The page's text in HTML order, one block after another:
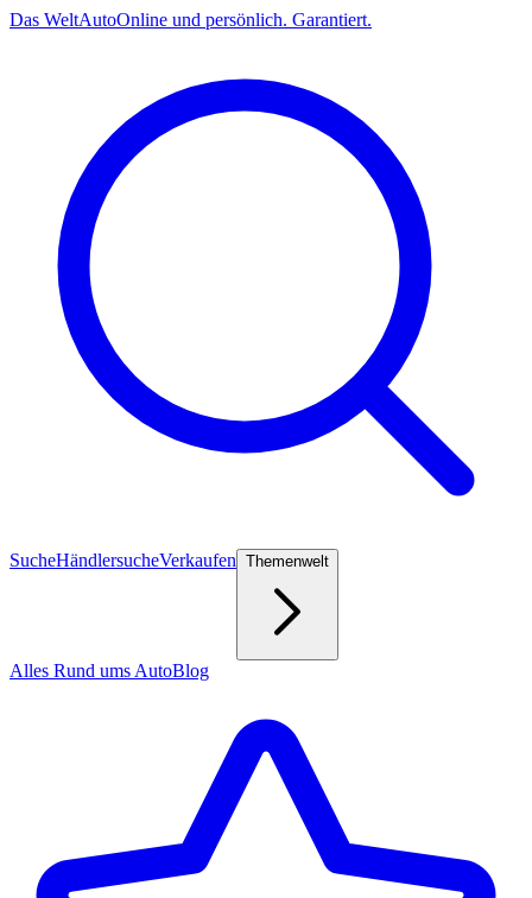
Das WeltAutoOnline und persönlich. Garantiert.
SucheHändlersucheVerkaufen Themenwelt
Alles Rund ums AutoBlog